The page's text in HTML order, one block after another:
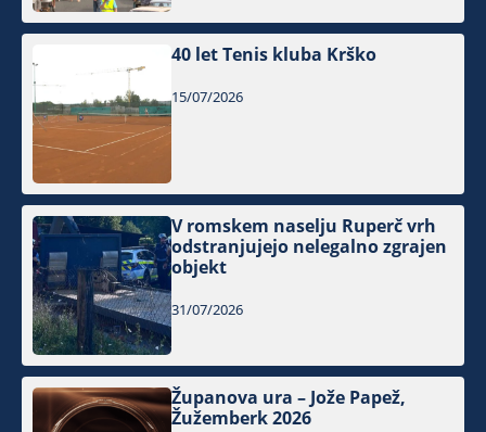
40 let Tenis kluba Krško
15/07/2026
V romskem naselju Ruperč vrh
odstranjujejo nelegalno zgrajen
objekt
31/07/2026
Županova ura – Jože Papež,
Žužemberk 2026